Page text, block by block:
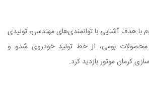
با هدف آشنایی با توانمندی‌های مهندسی، تولیدی
بومی، از خط تولید خودروی شدو و
کرمان موتور بازدید کرد.